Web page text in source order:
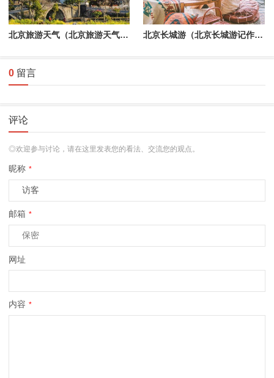
北京旅游天气（北京旅游天气预报30天查询表格图） 北京长城游（北京长城游记作文600字）
0 留言
评论
◎欢迎参与讨论，请在这里发表您的看法、交流您的观点。
昵称 *
邮箱 *
网址
内容 *